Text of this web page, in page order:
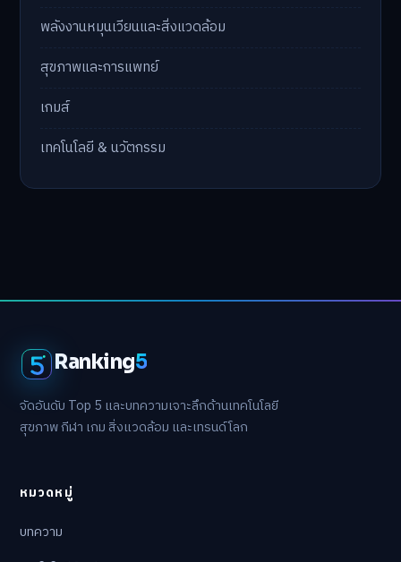
พลังงานหมุนเวียนและสิ่งแวดล้อม
สุขภาพและการแพทย์
เกมส์
เทคโนโลยี & นวัตกรรม
Ranking5
จัดอันดับ Top 5 และบทความเจาะลึกด้านเทคโนโลยี
สุขภาพ กีฬา เกม สิ่งแวดล้อม และเทรนด์โลก
หมวดหมู่
บทความ